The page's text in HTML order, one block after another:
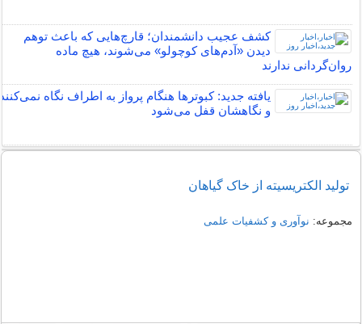
کشف عجیب دانشمندان؛ قارچ‌هایی که باعث توهم
دیدن «آدم‌های کوچولو» می‌شوند، هیچ ماده
روان‌گردانی ندارند
یافته جدید:‌ کبوترها هنگام پرواز به اطراف نگاه
و نگاهشان قفل می‌شود
تولید الکتریسیته از خاک گیاهان
مجموعه: نوآوری و کشفیات علمی